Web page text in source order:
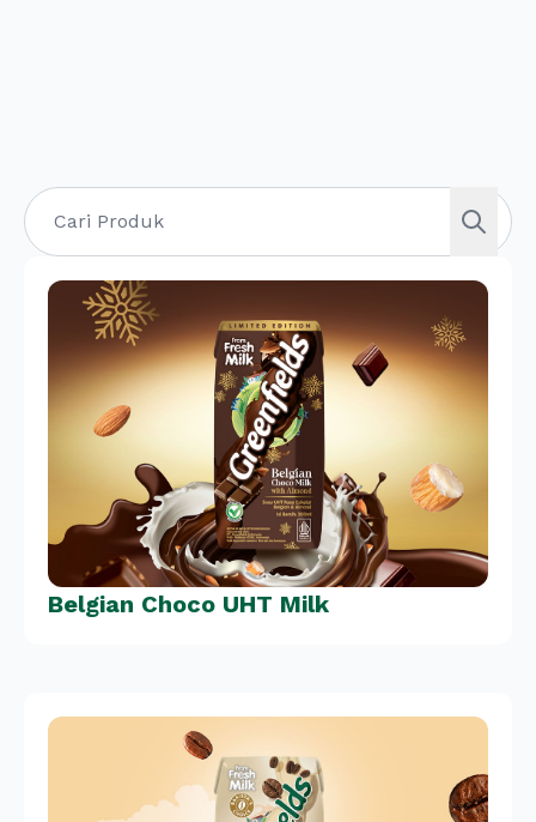
Belgian Choco UHT Milk